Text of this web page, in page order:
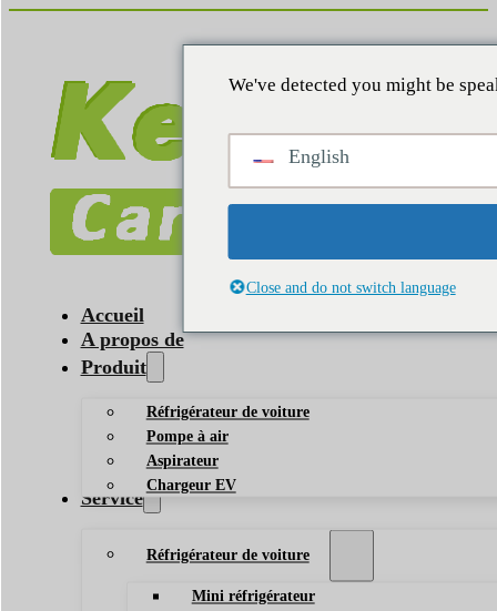
Accueil
A propos de
Produit
Réfrigérateur de voiture
Pompe à air
Aspirateur
Chargeur EV
Service
Réfrigérateur de voiture
Mini réfrigérateur
We've detected you might be
English
Close and do not switch language